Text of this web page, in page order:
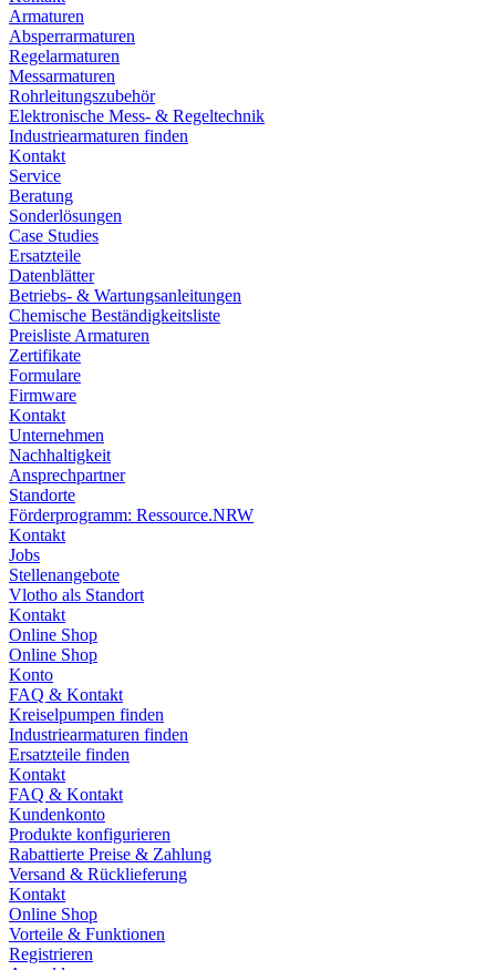
Armaturen
Absperrarmaturen
Regelarmaturen
Messarmaturen
Rohrleitungszubehör
Elektronische Mess- & Regeltechnik
Industriearmaturen finden
Kontakt
Service
Beratung
Sonderlösungen
Case Studies
Ersatzteile
Datenblätter
Betriebs- & Wartungsanleitungen
Chemische Beständigkeitsliste
Preisliste Armaturen
Zertifikate
Formulare
Firmware
Kontakt
Unternehmen
Nachhaltigkeit
Ansprechpartner
Standorte
Förderprogramm: Ressource.NRW
Kontakt
Jobs
Stellenangebote
Vlotho als Standort
Kontakt
Online Shop
Online Shop
Konto
FAQ & Kontakt
Kreiselpumpen finden
Industriearmaturen finden
Ersatzteile finden
Kontakt
FAQ & Kontakt
Kundenkonto
Produkte konfigurieren
Rabattierte Preise & Zahlung
Versand & Rücklieferung
Kontakt
Online Shop
Vorteile & Funktionen
Registrieren